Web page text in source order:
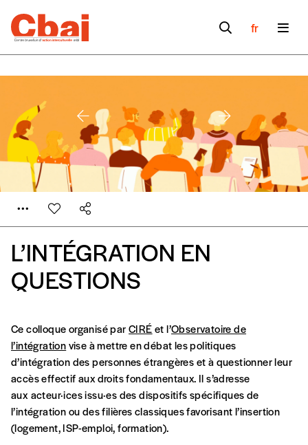
fr
L’INTÉGRATION EN
QUESTIONS
Se connecter
Formulaire de
commande
A partir de 2021,Imag, le magazine de
l’interculturel,vous est proposé àPRIX LIBRE.
Le prix libre est un mode de fixation du prix
Ce colloque organisé parCIRÉet l’Observatoire de
l’intégrationvise à mettre en débat les politiques
d’intégration des personnes étrangères et à questionner leur
accès effectif aux droits fondamentaux. Il s’adresse
aux acteur·ices issu·es des dispositifs spécifiques de
l’intégration ou des filières classiques favorisant l’insertion
(logement, ISP-emploi, formation).